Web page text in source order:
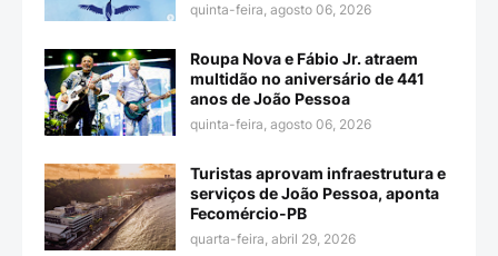
quinta-feira, agosto 06, 2026
Roupa Nova e Fábio Jr. atraem
multidão no aniversário de 441
anos de João Pessoa
quinta-feira, agosto 06, 2026
Turistas aprovam infraestrutura e
serviços de João Pessoa, aponta
Fecomércio-PB
quarta-feira, abril 29, 2026